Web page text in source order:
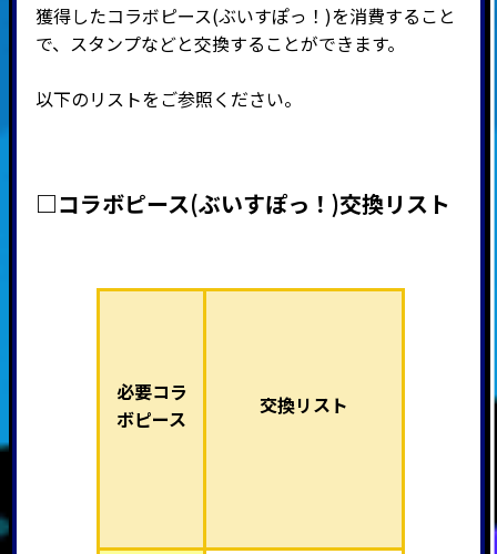
獲得したコラボピース(ぶいすぽっ！)を消費すること
で、スタンプなどと交換することができます。
以下のリストをご参照ください。
□コラボピース(ぶいすぽっ！)交換リスト
必要コラ
ボピース
交換リスト